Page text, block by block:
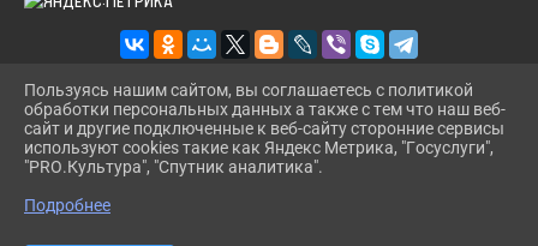
2026 Г. BMLIBR.RU
ВХОД
КАРТА САЙТА
СДЕЛАНО НА KUBCMS
Пользуясь нашим сайтом, вы соглашаетесь с политикой
обработки персональных данных а также с тем что наш веб-
сайт и другие подключенные к веб-сайту сторонние сервисы
используют cookies такие как Яндекс Метрика, "Госуслуги",
"PRO.Культура", "Спутник аналитика".
Подробнее